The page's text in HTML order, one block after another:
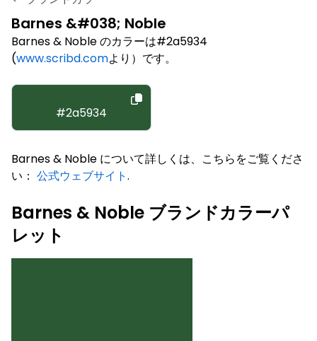
Barnes &#038; Noble
Barnes & Noble のカラーは#2a5934
(www.scribd.comより）です。
#2a5934
Barnes & Noble について詳しくは、こちらをご覧くださ
い： 公式ウェブサイト.
Barnes & Noble ブランドカラーパ
レット